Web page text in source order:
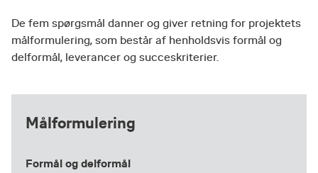
De fem spørgsmål danner og giver retning for projektets
målformulering, som består af henholdsvis formål og
delformål, leverancer og succeskriterier.
Målformulering
Formål og delformål